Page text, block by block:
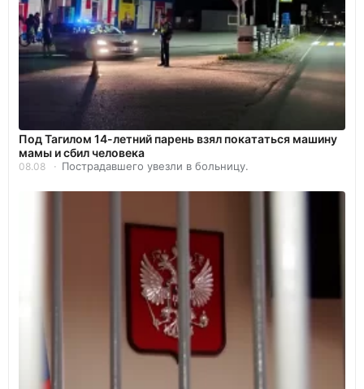
Под Тагилом 14-летний парень взял покататься машину
мамы и сбил человека
08.08 Пострадавшего увезли в больницу.